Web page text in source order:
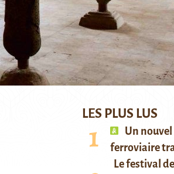
LES PLUS LUS
Un
ferroviaire
Le festival